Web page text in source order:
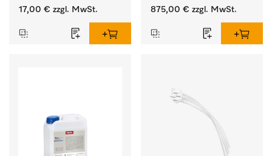
Wassereinspülung.
17,00 € zzgl. MwSt.
ein ergonomisches Be-
Waschmaschine und
875,00 € zzgl. MwSt.